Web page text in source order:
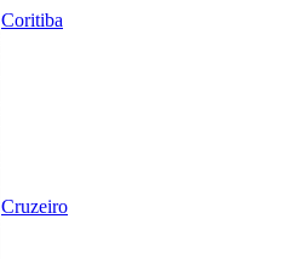
Coritiba
Cruzeiro